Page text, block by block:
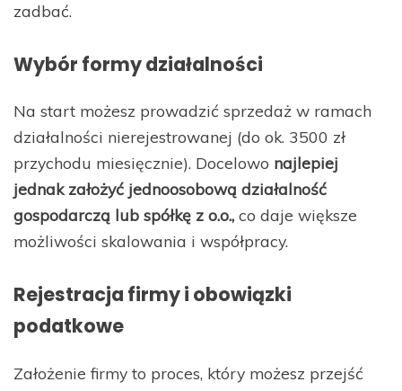
zadbać.
Wybór formy działalności
Na start możesz prowadzić sprzedaż w ramach
działalności nierejestrowanej (do ok. 3500 zł
przychodu miesięcznie). Docelowo najlepiej
jednak założyć jednoosobową działalność
gospodarczą lub spółkę z o.o., co daje większe
możliwości skalowania i współpracy.
Rejestracja firmy i obowiązki
podatkowe
Założenie firmy to proces, który możesz przejść